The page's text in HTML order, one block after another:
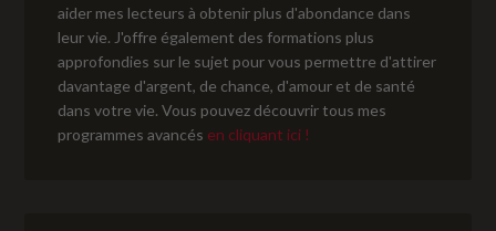
aider mes lecteurs à obtenir plus d'abondance dans
leur vie. J'offre également des formations plus
approfondies sur le sujet pour vous permettre d'attirer
davantage d'argent, de chance, d'amour et de santé
dans votre vie. Vous pouvez découvrir tous mes
programmes avancés en cliquant ici !